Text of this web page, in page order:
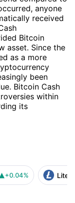
anyone
received
Bitcoin
asset. Since the
as a more
been
Bitcoin Cash
within
its
 +0.04%